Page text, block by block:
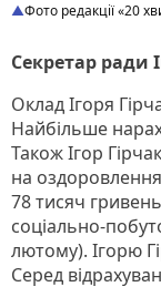
Фото редакції «20
Секретар ради
Оклад Ігоря
Найбільше
Також Ігор
на
78 тисяч
соціально-
лютому). Ігорю
Серед